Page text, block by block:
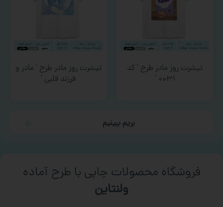
تیشرت روز مادر طرح ‘ کد
۰۰۳۱ ‘
تیشرت روز مادر طرح ‘ مادر و
فرزند قلبی ‘
بریم ببینیم
فروشگاه محصولات چاپی با طرح آماده
ورزشی